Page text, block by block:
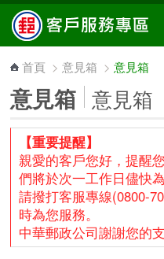
跳到主要內容區塊
首頁 >意見箱 >意見箱
意見箱 意見箱
【重要提醒】
親愛的客戶您好，提醒
們將於次一工作日儘快
請撥打客服專線(0800-
時為您服務。
中華郵政公司謝謝您的